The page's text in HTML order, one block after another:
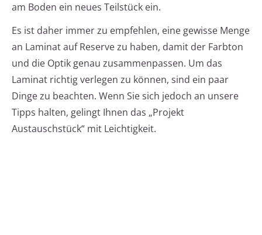
am Boden ein neues Teilstück ein.
Es ist daher immer zu empfehlen, eine gewisse Menge
an Laminat auf Reserve zu haben, damit der Farbton
und die Optik genau zusammenpassen. Um das
Laminat richtig verlegen zu können, sind ein paar
Dinge zu beachten. Wenn Sie sich jedoch an unsere
Tipps halten, gelingt Ihnen das „Projekt
Austauschstück“ mit Leichtigkeit.